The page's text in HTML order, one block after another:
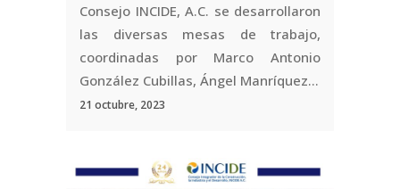
Consejo INCIDE, A.C. se desarrollaron
las diversas mesas de trabajo,
coordinadas por Marco Antonio
González Cubillas, Ángel Manríquez...
21 octubre, 2023